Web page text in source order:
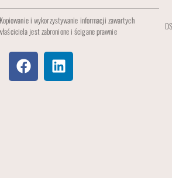
i wykorzystywanie informacji zawartych
jest zabronione i ścigane prawnie